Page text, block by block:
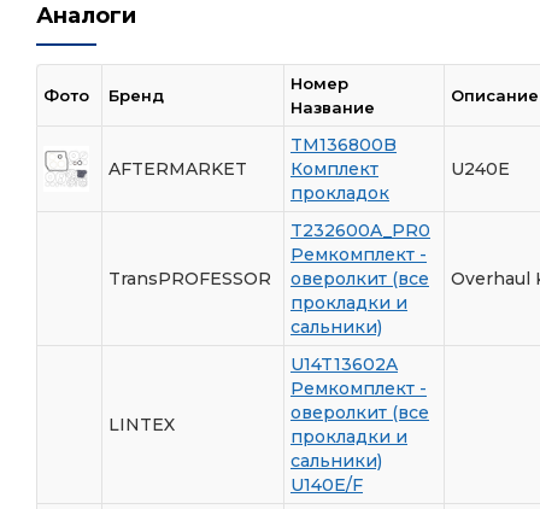
Аналоги
Фото Бренд
Номер
Название
Описание
AFTERMARKET
TM136800B
Комплект
прокладок
U240E
TransPROFESSOR
T232600A_PR0
Ремкомплект -
оверолкит (все
прокладки и
сальники)
Overhaul
LINTEX
U14T13602A
Ремкомплект -
оверолкит (все
прокладки и
сальники)
U140E/F